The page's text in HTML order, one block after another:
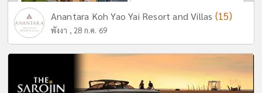
Anantara Koh Yao Yai Resort and Villas (15)
พังงา , 28 ก.ค. 69